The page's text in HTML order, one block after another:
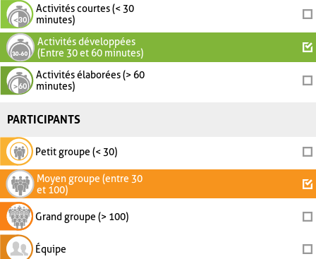
Activités courtes (< 30
minutes)
Activités développées
(Entre 30 et 60 minutes)
Activités élaborées (> 60
minutes)
PARTICIPANTS
Petit groupe (< 30)
Moyen groupe (entre 30
et 100)
Grand groupe (> 100)
Équipe